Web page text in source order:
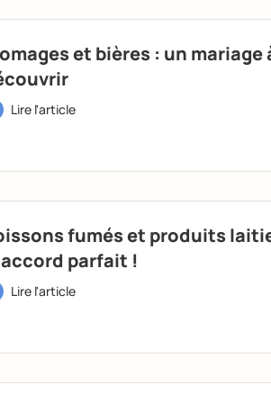
et bières : un mariage
Lire l'article
fumés et produits
parfait !
Lire l'article